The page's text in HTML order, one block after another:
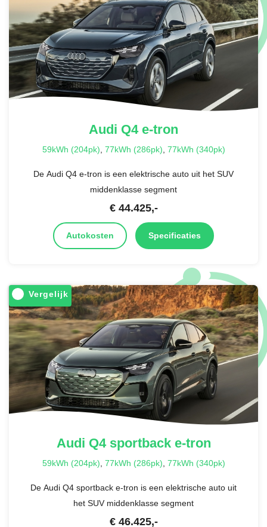
Audi Q4 e-tron
59kWh (204pk) 77kWh (286pk) 77kWh (340pk)
De Audi Q4 e-tron is een elektrische auto uit het SUV
middenklasse segment
€ 44.425,-
Autokosten Specificaties
Vergelijk
Audi Q4 sportback e-tron
59kWh (204pk), 77kWh (286pk), 77kWh (340pk)
De Audi Q4 sportback e-tron is een elektrische auto uit
het SUV middenklasse segment
€ 46.425,-